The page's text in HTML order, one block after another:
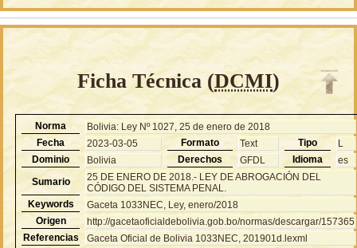
Ficha Técnica (DCMI)
Norma
Bolivia: Ley Nº 1027, 25 de enero de 2018
Fecha
2023-03-05 Formato Text Tipo
L
Dominio
Bolivia Derechos GFDL Idioma
es
Sumario
25 DE ENERO DE 2018.- LEY DE ABROGACIÓN DEL
CÓDIGO DEL SISTEMA PENAL.
Keywords
Gaceta 1033NEC, Ley, enero/2018
Origen
http://gacetaoficialdebolivia.gob.bo/normas/descargar/157365
Referencias
Gaceta Oficial de Bolivia 1033NEC, 201901d.lexml